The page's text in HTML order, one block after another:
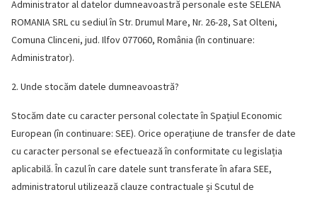
Administrator al datelor dumneavoastră personale este SELENA
ROMANIA SRL cu sediul în Str. Drumul Mare, Nr. 26-28, Sat Olteni,
Comuna Clinceni, jud. Ilfov 077060, România (în continuare:
Administrator).
2. Unde stocăm datele dumneavoastră?
Stocăm date cu caracter personal colectate în Spațiul Economic
European (în continuare: SEE). Orice operațiune de transfer de date
cu caracter personal se efectuează în conformitate cu legislația
aplicabilă. În cazul în care datele sunt transferate în afara SEE,
administratorul utilizează clauze contractuale și Scutul de